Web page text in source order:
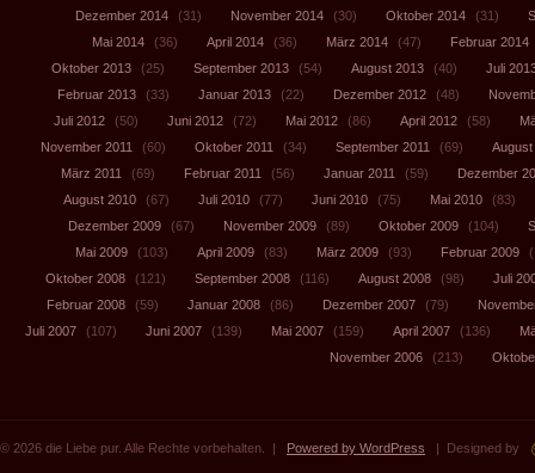
Dezember 2014
(31) November 2014 (30) Oktober 2014 (31)
Mai 2014
(36) April 2014 (36) März 2014 (47) Februar 2014
Oktober 2013
(25) September 2013 (54) August 2013 (40)
Juli
Februar 2013
(33) Januar 2013 (22) Dezember 2012 (48)
Juli 2012
(50) Juni 2012 (72) Mai 2012 (86) April 2012 (58)
November 2011
(60) Oktober 2011 (34) September 2011 (69)
August
März 2011
(69) Februar 2011 (56) Januar 2011 (59)
Dezember
August 2010
(67) Juli 2010 (77) Juni 2010 (75) Mai 2010
(83)
Dezember 2009
(67) November 2009 (89) Oktober 2009 (104)
Mai 2009
(103) April 2009 (83) März 2009 (93) Februar 2009
Oktober 2008
(121) September 2008 (116) August 2008 (98)
Juli
Februar 2008
(59) Januar 2008 (86) Dezember 2007 (79)
Juli 2007
(107) Juni 2007 (139) Mai 2007 (159) April 2007 (136)
November 2006
(213)
© 2026 die Liebe pur. Alle Rechte vorbehalten. | Powered by WordPress | Designed by